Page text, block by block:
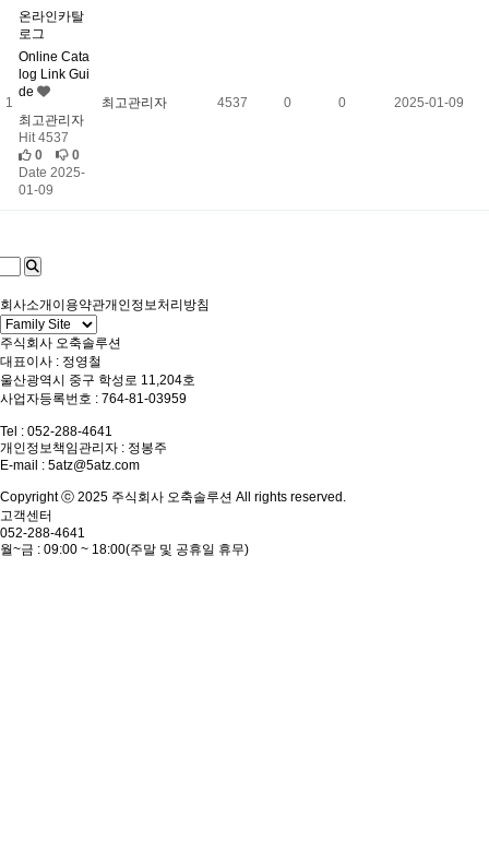
1
온라인카탈
로그
Online Cata
log Link Gui
de
최고관리자
Hit 4537
0
0
Date 2025-
01-09
최고관리자 4537 0 0 2025-01-09
회사소개 이용약관개인정보처리방침
주식회사 오축솔루션
대표이사 : 정영철
울산광역시 중구 학성로 11,204호
사업자등록번호 : 764-81-03959
Tel : 052-288-4641
개인정보책임관리자 : 정봉주
E-mail : 5atz@5atz.com
Copyright ⓒ 2025 주식회사 오축솔루션 All rights reserved.
고객센터
052-288-4641
월~금 : 09:00 ~ 18:00(주말 및 공휴일 휴무)